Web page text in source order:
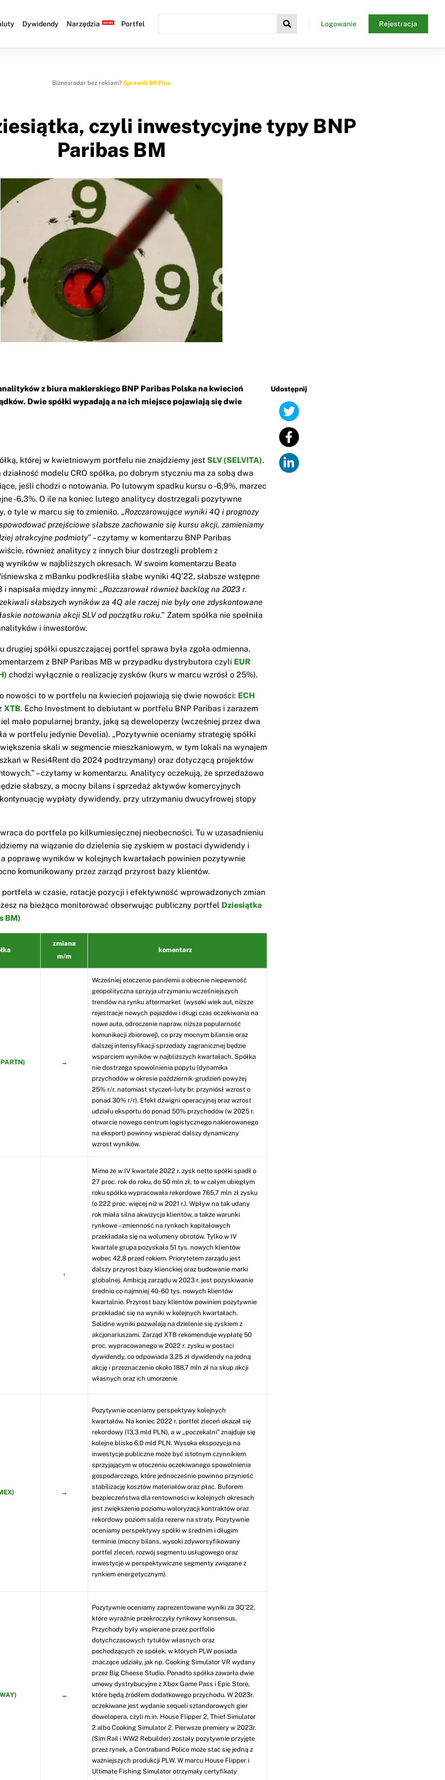
Dywidendy Narzędzia Portfel Logowanie Rejestracja
Biznesradar bez reklam? Sprawdź BR Plus
czyli inwestycyjne typy BNP
Paribas BM
Udostępnij
z biura maklerskiego BNP Paribas Polska na kwiecień
Dwie spółki wypadają a na ich miejsce pojawiają się dwie
której w kwietniowym portfelu nie znajdziemy jest SLV (SELVITA).
modelu CRO spółka, po dobrym styczniu ma za sobą dwa
jeśli chodzi o notowania. Po lutowym spadku kursu o -6,9%, marzec
-6,3%. O ile na koniec lutego analitycy dostrzegali pozytywne
o tyle w marcu się to zmieniło. „Rozczarowujące wyniki 4Q i prognozy
przejściowe słabsze zachowanie się kursu akcji, zamieniamy
atrakcyjne podmioty” – czytamy w komentarzu BNP Paribas
również analitycy z innych biur dostrzegli problem z
wyników w najbliższych okresach. W swoim komentarzu Beata
z mBanku podkreśliła słabe wyniki 4Q’22, słabsze wstępne
i napisała między innymi: „Rozczarował również backlog na 2023 r.
słabszych wyników za 4Q ale raczej nie były one zdyskontowane
notowania akcji SLV od początku roku.” Zatem spółka nie spełniła
i inwestorów.
drugiej spółki opuszczającej portfel sprawa była zgoła odmienna.
z BNP Paribas MB w przypadku dystrybutora czyli EUR
chodzi wyłącznie o realizację zysków (kurs w marcu wzrósł o 25%).
nowości to w portfelu na kwiecień pojawiają się dwie nowości: ECH
XTB. Echo Investment to debiutant w portfelu BNP Paribas i zarazem
mało popularnej branży, jaką są deweloperzy (wcześniej przez dwa
w portfelu jedynie Develia). „Pozytywnie oceniamy strategię spółki
skali w segmencie mieszkaniowym, w tym lokali na wynajem
w Resi4Rent do 2024 podtrzymany) oraz dotyczącą projektów
– czytamy w komentarzu. Analitycy oczekują, że sprzedażowo
słabszy, a mocny bilans i sprzedaż aktywów komercyjnych
wypłaty dywidendy, przy utrzymaniu dwucyfrowej stopy
do portfela po kilkumiesięcznej nieobecności. Tu w uzasadnieniu
na wiązanie do dzielenia się zyskiem w postaci dywidendy i
poprawę wyników w kolejnych kwartałach powinien pozytywnie
komunikowany przez zarząd przyrost bazy klientów.
portfela w czasie, rotacje pozycji i efektywność wprowadzonych zmian
na bieżąco monitorować obserwując publiczny portfel Dziesiątka
BM)
zmiana
m/m
komentarz
→
Wcześniej otoczenie pandemii a obecnie niepewność
geopolityczna sprzyja utrzymaniu wcześniejszych
trendów na rynku aftermarket (wysoki wiek aut, niższe
rejestracje nowych pojazdów i długi czas oczekiwania na
nowe auta, odroczenie napraw, niższa popularność
komunikacji zbiorowej), co przy mocnym bilansie oraz
dalszej intensyfikacji sprzedaży zagranicznej będzie
wsparciem wyników w najbliższych kwartałach. Spółka
nie dostrzega spowolnienia popytu (dynamika
przychodów w okresie październik-grudzień powyżej
25% r/r, natomiast styczeń-luty br. przyniósł wzrost o
ponad 30% r/r). Efekt dźwigni operacyjnej oraz wzrost
udziału eksportu do ponad 50% przychodów (w 2025 r.
otwarcie nowego centrum logistycznego nakierowanego
na eksport) powinny wspierać dalszy dynamiczny
wzrost wyników.
↑
Mimo że w IV kwartale 2022 r. zysk netto spółki spadł o
27 proc. rok do roku, do 50 mln zł, to w całym ubiegłym
roku spółka wypracowała rekordowe 765,7 mln zł zysku
(o 222 proc. więcej niż w 2021 r.). Wpływ na tak udany
rok miała silna akwizycja klientów, a także warunki
rynkowe – zmienność na rynkach kapitałowych
przekładała się na wolumeny obrotów. Tylko w IV
kwartale grupa pozyskała 51 tys. nowych klientów
wobec 42,8 przed rokiem. Priorytetem zarządu jest
dalszy przyrost bazy klienckiej oraz budowanie marki
globalnej. Ambicją zarządu w 2023 r. jest pozyskiwanie
średnio co najmniej 40-60 tys. nowych klientów
kwartalnie. Przyrost bazy klientów powinien pozytywnie
przekładać się na wyniki w kolejnych kwartałach.
Solidne wyniki pozwalają na dzielenie się zyskiem z
akcjonariuszami. Zarząd XTB rekomenduje wypłatę 50
proc. wypracowanego w 2022 r. zysku w postaci
dywidendy, co odpowiada 3,25 zł dywidendy na jedną
akcję i przeznaczenie około 188,7 mln zł na skup akcji
własnych oraz ich umorzenie
→
Pozytywnie oceniamy perspektywy kolejnych
kwartałów. Na koniec 2022 r. portfel zleceń okazał się
rekordowy (13,3 mld PLN), a w „poczekalni” znajduje się
kolejne blisko 6,0 mld PLN. Wysoka ekspozycja na
inwestycje publiczne może być istotnym czynnikiem
sprzyjającym w otoczeniu oczekiwanego spowolnienia
gospodarczego, które jednocześnie powinno przynieść
stabilizację kosztów materiałów oraz płac. Buforem
bezpieczeństwa dla rentowności w kolejnych okresach
jest zwiększenie poziomu waloryzacji kontraktów oraz
rekordowy poziom salda rezerw na straty. Pozytywnie
oceniamy perspektywy spółki w średnim i długim
terminie (mocny bilans, wysoki zdywersyfikowany
portfel zleceń, rozwój segmentu usługowego oraz
inwestycje w perspektywiczne segmenty związane z
rynkiem energetycznym).
→
Pozytywnie oceniamy zaprezentowane wyniki za 3Q’22,
które wyraźnie przekroczyły rynkowy konsensus.
Przychody były wspierane przez portfolio
dotychczasowych tytułów własnych oraz
pochodzących ze spółek, w których PLW posiada
znaczące udziały, jak np. Cooking Simulator VR wydany
przez Big Cheese Studio. Ponadto spółka zawarła dwie
umowy dystrybucyjne z Xbox Game Pass i Epic Store,
które będą źródłem dodatkowego przychodu. W 2023r.
oczekiwane jest wydanie sequeli sztandarowych gier
dewelopera, czyli m.in. House Flipper 2, Thief Simulator
2 albo Cooking Simulator 2. Pierwsze premiery w 2023r.
(Sim Rail i WW2 Rebuilder) zostały pozytywnie przyjęte
przez rynek, a Contraband Police może stać się jedną z
ważniejszych produkcji PLW. W marcu House Flipper i
Ultimate Fishing Simulator otrzymały certyfikaty